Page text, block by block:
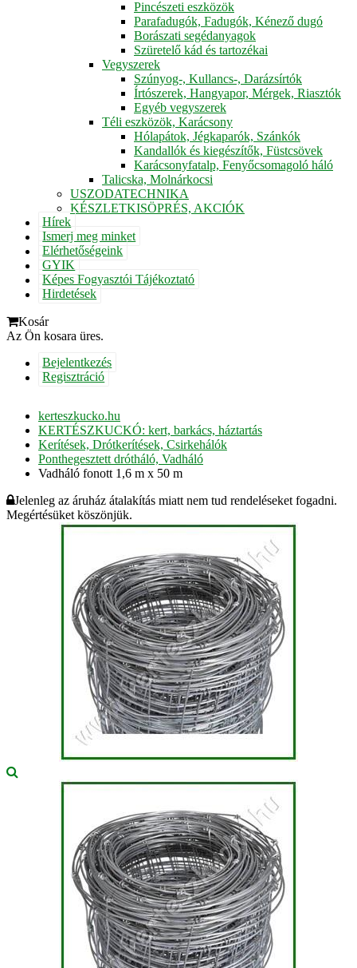
Pincészeti eszközök
Parafadugók, Fadugók, Kénező dugó
Borászati segédanyagok
Szüretelő kád és tartozékai
Vegyszerek
Szúnyog-, Kullancs-, Darázsírtók
Írtószerek, Hangyapor, Mérgek, Riasztók
Egyéb vegyszerek
Téli eszközök, Karácsony
Hólapátok, Jégkaparók, Szánkók
Kandallók és kiegészítők, Füstcsövek
Karácsonyfatalp, Fenyőcsomagoló háló
Talicska, Molnárkocsi
USZODATECHNIKA
KÉSZLETKISÖPRÉS, AKCIÓK
Hírek
Ismerj meg minket
Elérhetőségeink
GYIK
Képes Fogyasztói Tájékoztató
Hirdetések
Kosár
Az Ön kosara üres.
Bejelentkezés
Regisztráció
kerteszkucko.hu
KERTÉSZKUCKÓ: kert, barkács, háztartás
Kerítések, Drótkerítések, Csirkehálók
Ponthegesztett drótháló, Vadháló
Vadháló fonott 1,6 m x 50 m
Jelenleg az áruház átalakítás miatt nem tud rendeléseket fogadni.
Megértésüket köszönjük.